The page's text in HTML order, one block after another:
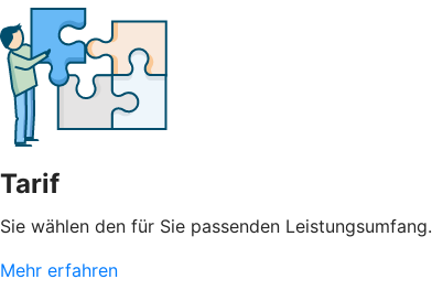
Tarif
Sie wählen den für Sie passenden Leistungsumfang.
Mehr erfahren